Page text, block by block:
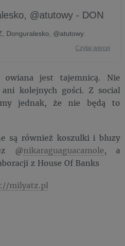
@atutowy - DON
Donguralesko, @atutowy.
Czytaj więcej
jest tajemnicą. Nie
kolejnych gości. Z social
jednak, że nie będą to
są również koszulki i bluzy
@nikaraguaguacamole, a
z House Of Banks
milyatz.pl